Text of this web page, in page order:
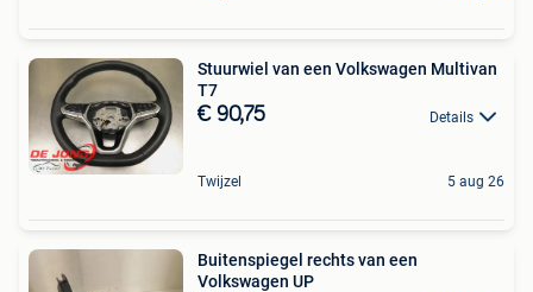
Stuurwiel van een Volkswagen Multivan
T7
€ 90,75 Details
Twijzel 5 aug 26
Buitenspiegel rechts van een
Volkswagen UP